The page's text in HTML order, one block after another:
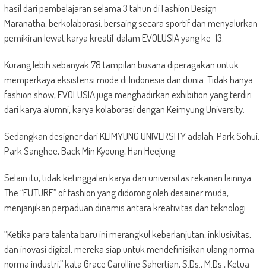
hasil dari pembelajaran selama 3 tahun di Fashion Design
Maranatha, berkolaborasi, bersaing secara sportif dan menyalurkan
pemikiran lewat karya kreatif dalam EVOLUSIA yang ke-13.
Kurang lebih sebanyak 78 tampilan busana diperagakan untuk
memperkaya eksistensi mode di Indonesia dan dunia. Tidak hanya
fashion show, EVOLUSIA juga menghadirkan exhibition yang terdiri
dari karya alumni, karya kolaborasi dengan Keimyung University.
Sedangkan designer dari KEIMYUNG UNIVERSITY adalah; Park Sohui,
Park Sanghee, Back Min Kyoung, Han Heejung.
Selain itu, tidak ketinggalan karya dari universitas rekanan lainnya
The “FUTURE” of fashion yang didorong oleh desainer muda,
menjanjikan perpaduan dinamis antara kreativitas dan teknologi.
“Ketika para talenta baru ini merangkul keberlanjutan, inklusivitas,
dan inovasi digital, mereka siap untuk mendefinisikan ulang norma-
norma industri,” kata Grace Carolline Sahertian, S.Ds., M.Ds., Ketua